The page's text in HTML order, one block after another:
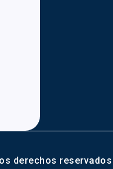
derechos reservados